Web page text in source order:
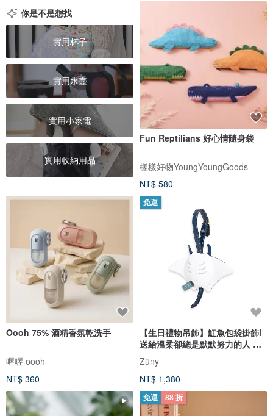
你是不是想找
實用杯子
實用水壺
實用小家電
實用收納用品
Fun Reptilians 好心情隨身袋
樣樣好物YoungYoungGoods
NT$ 580
Oooh 75% 酒精香氛乾洗手
喔喔 oooh
NT$ 360
免運
【生日禮物吊飾】魟魚包袋掛飾l
送給溫柔卻總是默默努力的人 新
品
Züny
NT$ 1,380
免運 88 折